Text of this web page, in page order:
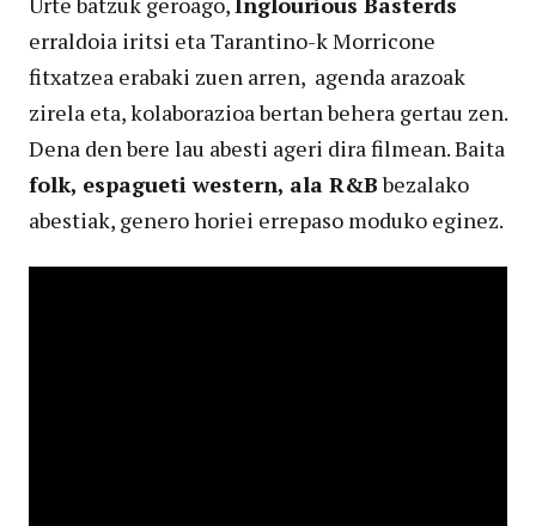
erraldoia iritsi eta Tarantino-k Morricone
fitxatzea erabaki zuen arren, agenda arazoak
zirela eta, kolaborazioa bertan behera gertau zen.
Dena den bere lau abesti ageri dira filmean. Baita
folk, espagueti western, ala R&Bbezalako
abestiak, genero horiei errepaso moduko eginez.